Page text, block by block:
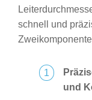
schnell und
und